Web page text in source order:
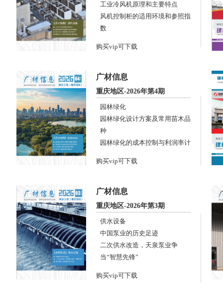
工业冷风机原理和主要特点
风机控制柜的适用环境和参照指
数
子
系统
购买vip可下载
广材信息
重庆地区-2026年第4期
园林绿化
园林绿化设计方案及常用苗木品
种
园林绿化的成本控制与利润率计
江氏园林·遇见园艺遇见美好
购买vip可下载
广材信息
重庆地区-2026年第3期
供水设备
中国泵业的历史足迹
二次供水改造，天泉泵业争
当“智慧先锋”
购买vip可下载